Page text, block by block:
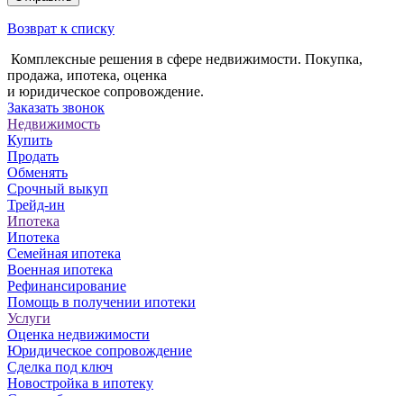
Возврат к списку
Комплексные решения в сфере недвижимости. Покупка,
продажа, ипотека, оценка
и юридическое сопровождение.
Заказать звонок
Недвижимость
Купить
Продать
Обменять
Срочный выкуп
Трейд-ин
Ипотека
Ипотека
Семейная ипотека
Военная ипотека
Рефинансирование
Помощь в получении ипотеки
Услуги
Оценка недвижимости
Юридическое сопровождение
Сделка под ключ
Новостройка в ипотеку